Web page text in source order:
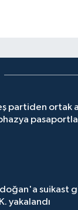
partiden ortak
suikast
yakalandı